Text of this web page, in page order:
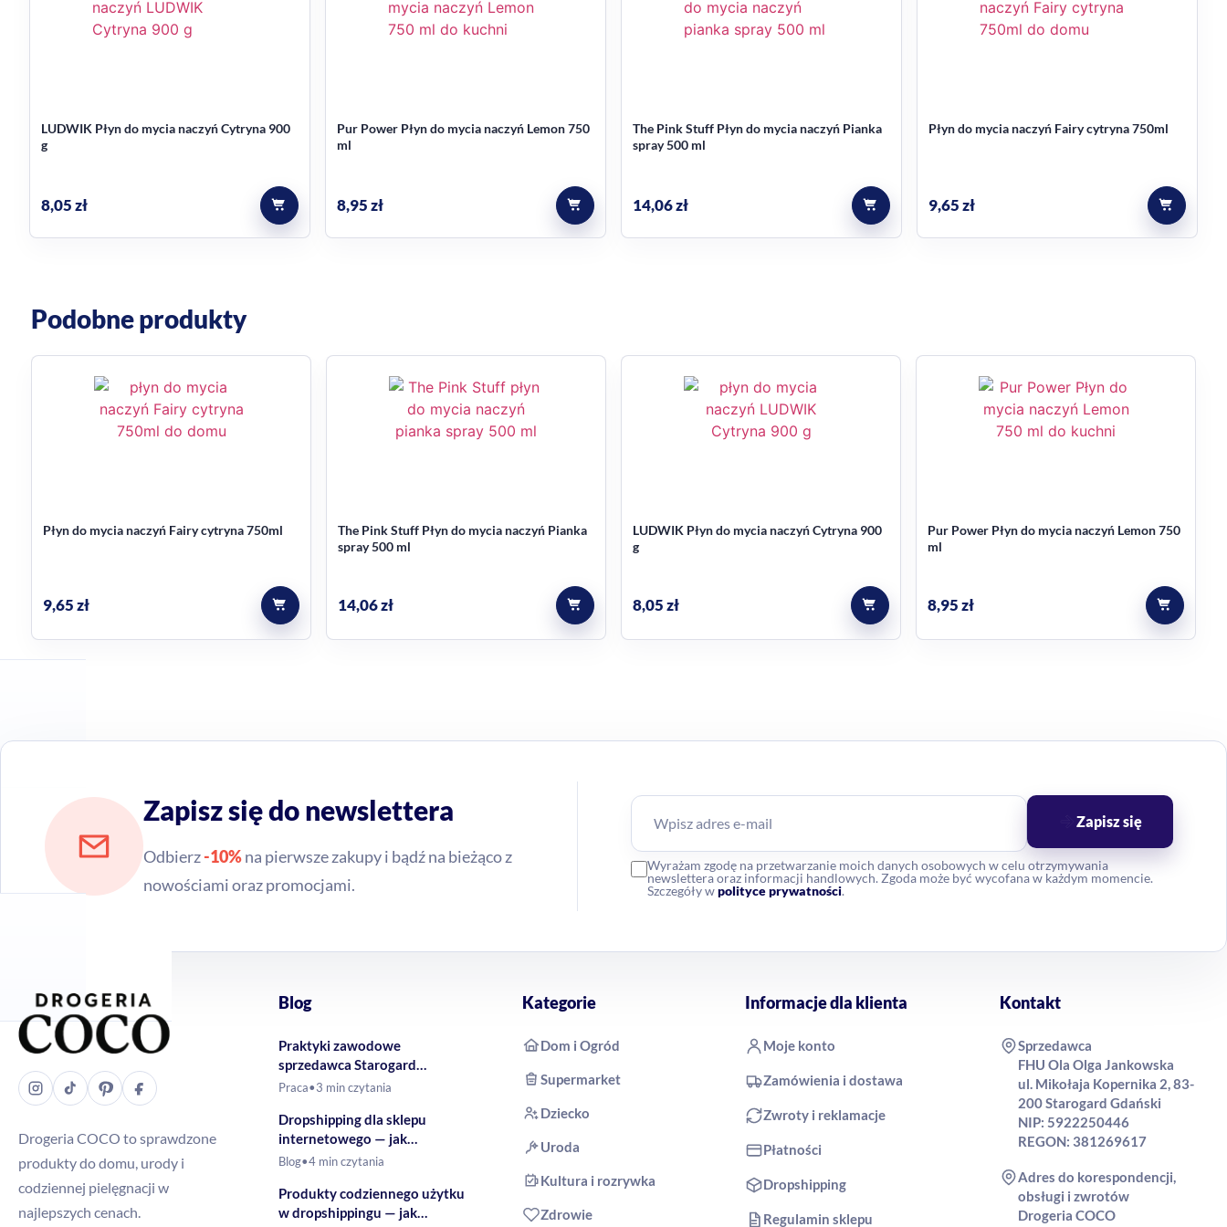
samoodtłuszczająca formuła do codziennego zmywania
pojemność 750 ml
Czy ten płyn nadaje się do codziennego mycia naczyń?
Jaki ma zapach?
To wariant jabłkowy, więc wyróżnia się świeżym, jabłkowym aromatem podczas użytkowania.
Używaj zgodnie z informacjami podanymi na etykiecie produktu.
LUDWIK Płyn do mycia naczyń Cytryna 900
g
8,05zł
Pur Power Płyn do mycia naczyń Lemon 750
ml
8,95zł
The Pink Stuff Płyn do mycia naczyń Pianka
spray 500 ml
14,06zł
Płyn do mycia naczyń Fairy cytryna 750ml
9,65zł
Podobne produkty
Płyn do mycia naczyń Fairy cytryna 750ml
9,65zł
The Pink Stuff Płyn do mycia naczyń Pianka
spray 500 ml
14,06zł
LUDWIK Płyn do mycia naczyń Cytryna 900
g
8,05zł
Pur Power Płyn do mycia naczyń Lemon 750
ml
8,95zł
Zapisz się do newslettera
Odbierz-10%na pierwsze zakupy i bądź na bieżąco z
nowościami oraz promocjami.
Wyrażam zgodę na przetwarzanie moich danych osobowych w celu otrzymywania
newslettera oraz informacji handlowych. Zgoda może być wycofana w każdym momencie.
Szczegóły wpolityce prywatności.
Zapisz się
Drogeria COCO to sprawdzone
produkty do domu, urody i
codziennej pielęgnacji w
najlepszych cenach.
Blog
Praktyki zawodowe
sprzedawca Starogard
Gdański – Drogeria COCO
Praca•3 min czytania
Dropshipping dla sklepu
internetowego — jak
rozszerzyć ofertę o produkty
Blog•4 min czytania
Produkty codziennego użytku
w dropshippingu — jak
Kategorie
Dom i Ogród
Supermarket
Dziecko
Uroda
Kultura i rozrywka
Zdrowie
Informacje dla klienta
Moje konto
Zamówienia i dostawa
Zwroty i reklamacje
Płatności
Dropshipping
Regulamin sklepu
Kontakt
Sprzedawca
FHU Ola Olga Jankowska
ul. Mikołaja Kopernika 2, 83-
200 Starogard Gdański
NIP: 5922250446
REGON: 381269617
Adres do korespondencji,
obsługi i zwrotów
Drogeria COCO